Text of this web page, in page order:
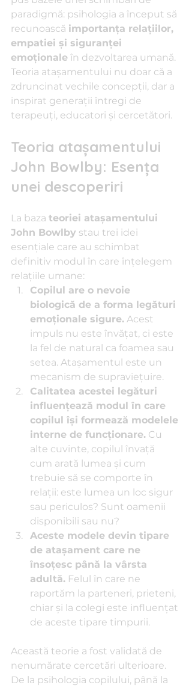
paradigmă: psihologia a început să
recunoască importanța relațiilor,
empatiei și siguranței
emoționale în dezvoltarea umană.
Teoria atașamentului nu doar că a
zdruncinat vechile concepții, dar a
inspirat generații întregi de
terapeuți, educatori și cercetători.
Teoria atașamentului
John Bowlby: Esența
unei descoperiri
La baza teoriei atașamentului
John Bowlby stau trei idei
esențiale care au schimbat
definitiv modul în care înțelegem
relațiile umane:
Copilul are o nevoie
biologică de a forma legături
emoționale sigure. Acest
impuls nu este învățat, ci este
la fel de natural ca foamea sau
setea. Atașamentul este un
mecanism de supraviețuire.
Calitatea acestei legături
influențează modul în care
copilul își formează modelele
interne de funcționare. Cu
alte cuvinte, copilul învață
cum arată lumea și cum
trebuie să se comporte în
relații: este lumea un loc sigur
sau periculos? Sunt oamenii
disponibili sau nu?
Aceste modele devin tipare
de atașament care ne
însoțesc până la vârsta
adultă. Felul în care ne
raportăm la parteneri, prieteni,
chiar și la colegi este influențat
de aceste tipare timpurii.
Această teorie a fost validată de
nenumărate cercetări ulterioare.
De la psihologia copilului, până la